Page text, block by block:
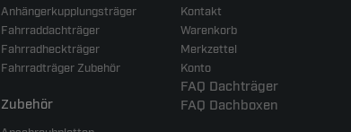
Anhängerkupplungsträger
Fahrraddachträger
Fahrradheckträger
Fahrradträger Zubehör
Zubehör
Kontakt
Warenkorb
Merkzettel
Konto
FAQ Dachträger
FAQ Dachboxen